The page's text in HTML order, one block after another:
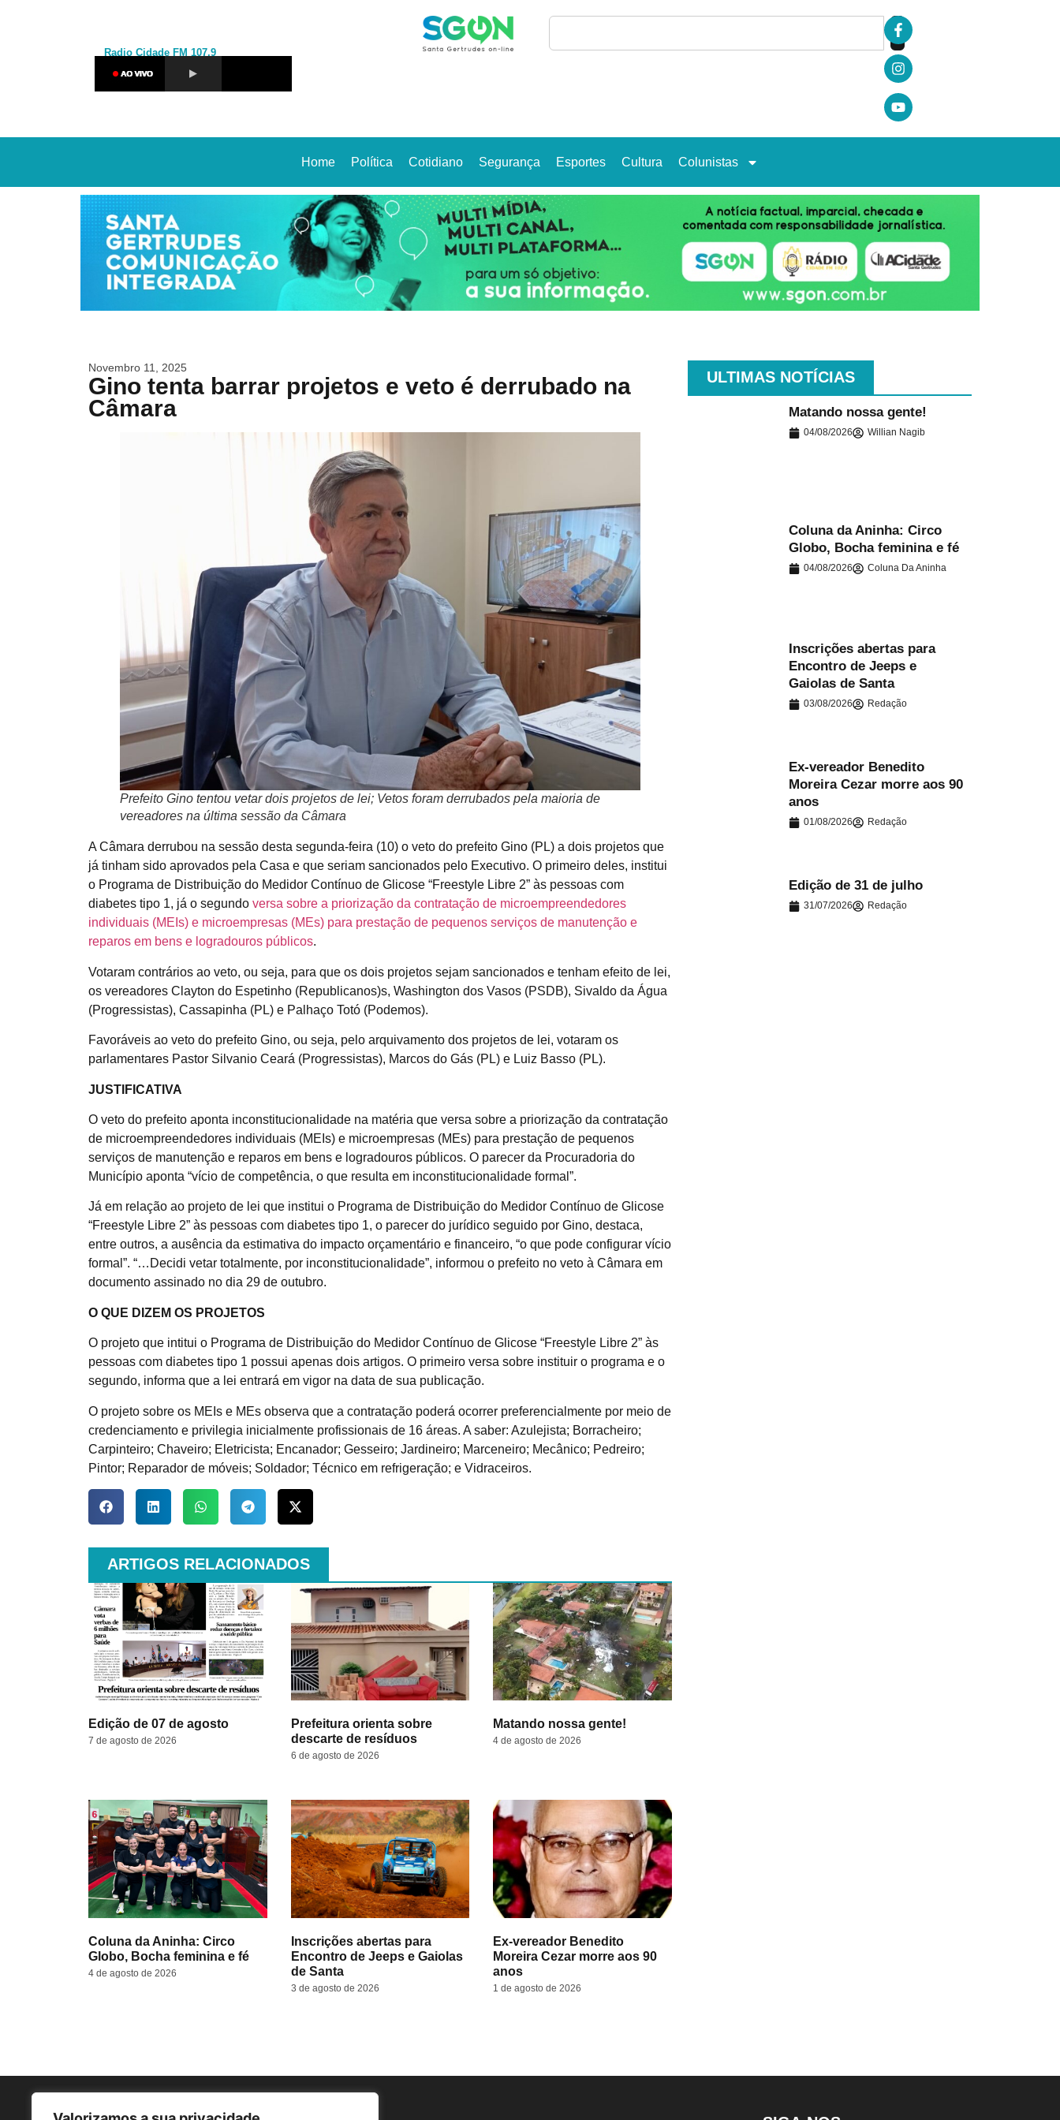
Radio Cidade FM 107,9
Home Política Cotidiano Segurança Esportes Cultura Colunistas
Novembro 11, 2025
Gino tenta barrar projetos e veto é derrubado na
Câmara
Prefeito Gino tentou vetar dois projetos de lei; Vetos foram derrubados pela maioria de
vereadores na última sessão da Câmara
A Câmara derrubou na sessão desta segunda-feira (10) o veto do prefeito Gino (PL) a dois projetos que
já tinham sido aprovados pela Casa e que seriam sancionados pelo Executivo. O primeiro deles, institui
o Programa de Distribuição do Medidor Contínuo de Glicose “Freestyle Libre 2” às pessoas com
diabetes tipo 1, já o segundo versa sobre a priorização da contratação de microempreendedores
individuais (MEIs) e microempresas (MEs) para prestação de pequenos serviços de manutenção e
reparos em bens e logradouros públicos.
Votaram contrários ao veto, ou seja, para que os dois projetos sejam sancionados e tenham efeito de lei,
os vereadores Clayton do Espetinho (Republicanos)s, Washington dos Vasos (PSDB), Sivaldo da Água
(Progressistas), Cassapinha (PL) e Palhaço Totó (Podemos).
Favoráveis ao veto do prefeito Gino, ou seja, pelo arquivamento dos projetos de lei, votaram os
parlamentares Pastor Silvanio Ceará (Progressistas), Marcos do Gás (PL) e Luiz Basso (PL).
JUSTIFICATIVA
O veto do prefeito aponta inconstitucionalidade na matéria que versa sobre a priorização da contratação
de microempreendedores individuais (MEIs) e microempresas (MEs) para prestação de pequenos
serviços de manutenção e reparos em bens e logradouros públicos. O parecer da Procuradoria do
Município aponta “vício de competência, o que resulta em inconstitucionalidade formal”.
Já em relação ao projeto de lei que institui o Programa de Distribuição do Medidor Contínuo de Glicose
“Freestyle Libre 2” às pessoas com diabetes tipo 1, o parecer do jurídico seguido por Gino, destaca,
entre outros, a ausência da estimativa do impacto orçamentário e financeiro, “o que pode configurar vício
formal”. “…Decidi vetar totalmente, por inconstitucionalidade”, informou o prefeito no veto à Câmara em
documento assinado no dia 29 de outubro.
O QUE DIZEM OS PROJETOS
O projeto que intitui o Programa de Distribuição do Medidor Contínuo de Glicose “Freestyle Libre 2” às
pessoas com diabetes tipo 1 possui apenas dois artigos. O primeiro versa sobre instituir o programa e o
segundo, informa que a lei entrará em vigor na data de sua publicação.
O projeto sobre os MEIs e MEs observa que a contratação poderá ocorrer preferencialmente por meio de
credenciamento e privilegia inicialmente profissionais de 16 áreas. A saber: Azulejista; Borracheiro;
Carpinteiro; Chaveiro; Eletricista; Encanador; Gesseiro; Jardineiro; Marceneiro; Mecânico; Pedreiro;
Pintor; Reparador de móveis; Soldador; Técnico em refrigeração; e Vidraceiros.
ARTIGOS RELACIONADOS
Edição de 07 de agosto
7 de agosto de 2026
Prefeitura orienta sobre
descarte de resíduos
6 de agosto de 2026
Matando nossa gente!
4 de agosto de 2026
Coluna da Aninha: Circo
Globo, Bocha feminina e fé
4 de agosto de 2026
Inscrições abertas para
Encontro de Jeeps e Gaiolas
de Santa
3 de agosto de 2026
Ex-vereador Benedito
Moreira Cezar morre aos 90
anos
1 de agosto de 2026
ULTIMAS NOTÍCIAS
Matando nossa gente!
04/08/2026 Willian Nagib
Coluna da Aninha: Circo
Globo, Bocha feminina e fé
04/08/2026 Coluna Da Aninha
Inscrições abertas para
Encontro de Jeeps e
Gaiolas de Santa
03/08/2026 Redação
Ex-vereador Benedito
Moreira Cezar morre aos 90
anos
01/08/2026 Redação
Edição de 31 de julho
31/07/2026 Redação